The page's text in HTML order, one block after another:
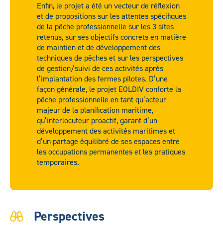
Enfin, le projet a été un vecteur de réflexion
et de propositions sur les attentes spécifiques
de la pêche professionnelle sur les 3 sites
retenus, sur ses objectifs concrets en matière
de maintien et de développement des
techniques de pêches et sur les perspectives
de gestion/suivi de ces activités après
l’implantation des fermes pilotes. D’une
façon générale, le projet EOLDIV conforte la
pêche professionnelle en tant qu’acteur
majeur de la planification maritime,
qu’interlocuteur proactif, garant d’un
développement des activités maritimes et
d’un partage équilibré de ses espaces entre
les occupations permanentes et les pratiques
temporaires.
Perspectives